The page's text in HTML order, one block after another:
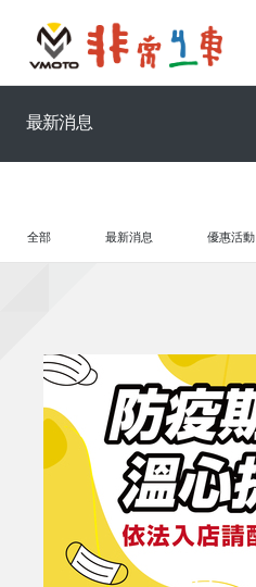
最新消息
全部 最新消息 優惠活動